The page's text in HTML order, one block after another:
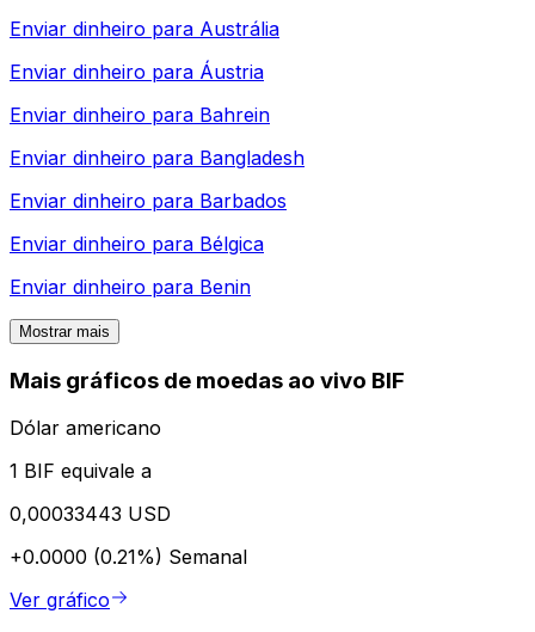
Enviar dinheiro para Austrália
Enviar dinheiro para Áustria
Enviar dinheiro para Bahrein
Enviar dinheiro para Bangladesh
Enviar dinheiro para Barbados
Enviar dinheiro para Bélgica
Enviar dinheiro para Benin
Mostrar mais
Mais gráficos de moedas ao vivo BIF
Dólar americano
1 BIF equivale a
0,00033443 USD
+0.0000 (0.21%) Semanal
Ver gráfico